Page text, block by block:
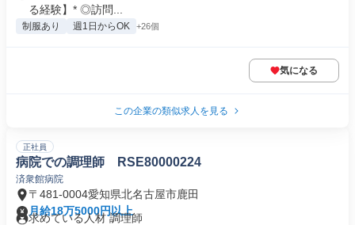
る経験】* ◎訪問...
制服あり 週1日からOK +26個
気になる
この企業の類似求人を見る
正社員
病院での調理師 RSE80000224
済衆館病院
〒481-0004愛知県北名古屋市鹿田
月給18万5000円以上
求めている人材 調理師